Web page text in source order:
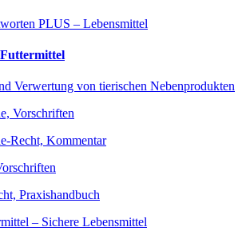
PLUS – Lebensmittel
Verwertung von tierischen Nebenprodukten
Vorschriften
Recht, Kommentar
Praxishandbuch
– Sichere Lebensmittel